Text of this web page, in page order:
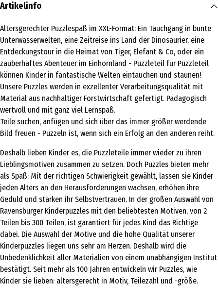
Artikelinfo
Altersgerechter Puzzlespaß im XXL-Format: Ein Tauchgang in bunte
Unterwasserwelten, eine Zeitreise ins Land der Dinosaurier, eine
Entdeckungstour in die Heimat von Tiger, Elefant & Co, oder ein
zauberhaftes Abenteuer im Einhornland - Puzzleteil für Puzzleteil
können Kinder in fantastische Welten eintauchen und staunen!
Unsere Puzzles werden in exzellenter Verarbeitungsqualität mit
Material aus nachhaltiger Forstwirtschaft gefertigt. Pädagogisch
wertvoll und mit ganz viel Lernspaß.
Teile suchen, anfügen und sich über das immer größer werdende
Bild freuen - Puzzeln ist, wenn sich ein Erfolg an den anderen reiht.
Deshalb lieben Kinder es, die Puzzleteile immer wieder zu ihren
Lieblingsmotiven zusammen zu setzen. Doch Puzzles bieten mehr
als Spaß: Mit der richtigen Schwierigkeit gewählt, lassen sie Kinder
jeden Alters an den Herausforderungen wachsen, erhöhen ihre
Geduld und stärken ihr Selbstvertrauen. In der großen Auswahl von
Ravensburger Kinderpuzzles mit den beliebtesten Motiven, von 2
Teilen bis 300 Teilen, ist garantiert für jedes Kind das Richtige
dabei. Die Auswahl der Motive und die hohe Qualität unserer
Kinderpuzzles liegen uns sehr am Herzen. Deshalb wird die
Unbedenklichkeit aller Materialien von einem unabhängigen Institut
bestätigt. Seit mehr als 100 Jahren entwickeln wir Puzzles, wie
Kinder sie lieben: altersgerecht in Motiv, Teilezahl und -größe.